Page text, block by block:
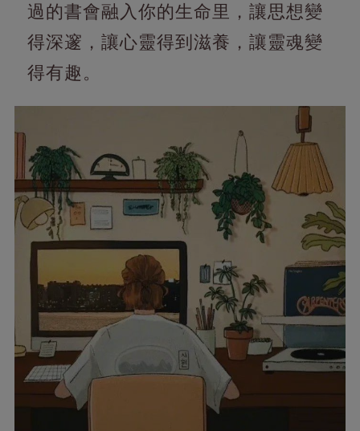
過的書會融入你的生命里，讓思想變
得深邃，讓心靈得到滋養，讓靈魂變
得有趣。